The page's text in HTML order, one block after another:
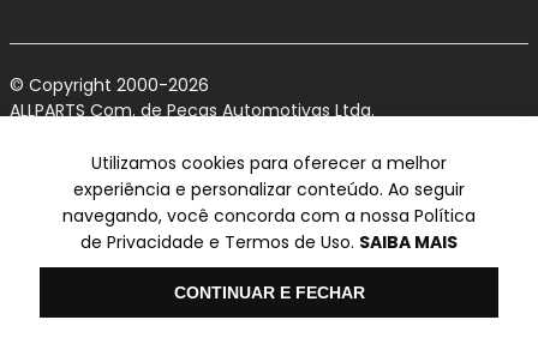
© Copyright 2000-2026
ALLPARTS Com. de Peças Automotivas Ltda.
Claudina - Vinhedo/SP - CEP 13284-480.
Preços, condições de pagamento e frete exclusivos para compras via
internet utilizando CPF, podendo variar na Loja Física e Televendas.
Preços e descontos podem variar no checkout.
Vendas sujeitas a análise e confirmação de dados.
Utilizamos cookies para oferecer a melhor
experiência e personalizar conteúdo. Ao seguir
navegando, você concorda com a nossa Política
de Privacidade e Termos de Uso. SAIBA MAIS
CONTINUAR E FECHAR